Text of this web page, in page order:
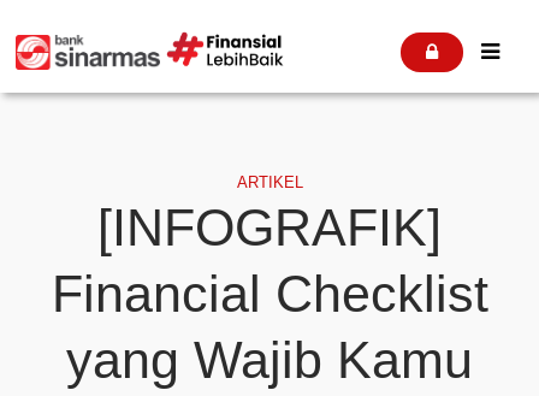
 
ARTIKEL
[INFOGRAFIK]
Financial Checklist
yang Wajib Kamu